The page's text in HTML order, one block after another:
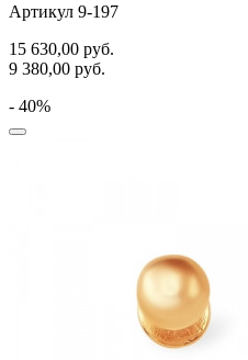
Артикул 9-197
15 630,00 руб.
9 380,00 руб.
- 40%